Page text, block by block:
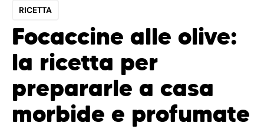
RICETTA
Focaccine alle olive:
la ricetta per
prepararle a casa
morbide e profumate